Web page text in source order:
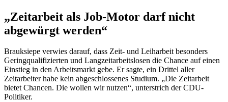
„Zeitarbeit als Job-Motor darf nicht
abgewürgt werden“
Brauksiepe verwies darauf, dass Zeit- und Leiharbeit besonders
Geringqualifizierten und Langzeitarbeitslosen die Chance auf einen
Einstieg in den Arbeitsmarkt gebe. Er sagte, ein Drittel aller
Zeitarbeiter habe kein abgeschlossenes Studium. „Die Zeitarbeit
bietet Chancen. Die wollen wir nutzen“, unterstrich der CDU-
Politiker.